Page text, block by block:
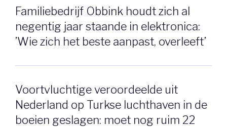
Familiebedrijf Obbink houdt zich al
negentig jaar staande in elektronica:
’Wie zich het beste aanpast, overleeft’
Voortvluchtige veroordeelde uit
Nederland op Turkse luchthaven in de
boeien geslagen: moet nog ruim 22